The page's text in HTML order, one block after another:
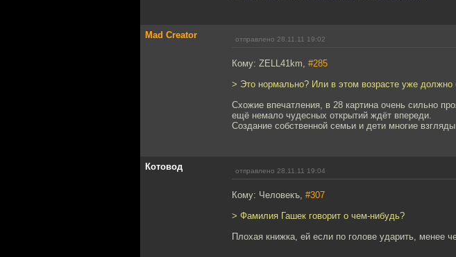
Mad Creator отправлено 28.11.11 19:02
Кому: ZELL41km, #285
> Это нормально? Или в этом возрасте уже должно
Схожие впечатления, в 28 картина очень сильно
ещё немало чудесных открытий ждёт впереди.
Создание собственной семьи и дети многие
Котовод отправлено 28.11.11 19:04
Кому: Человекъ, #307
> Фамилия Гашек говорит о чем-нибудь?
Плохая книжка, ей если по голове ударить, менее